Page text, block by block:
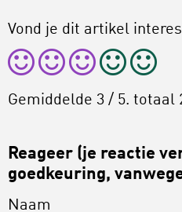
Vond je dit artikel
Gemiddelde 3 / 5. totaal
Reageer (je reactie
goedkeuring,
Naam